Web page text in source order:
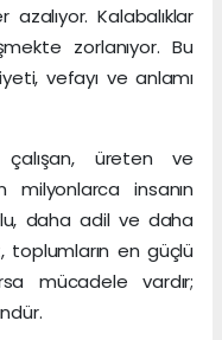
Kalabalıklar
zorlanıyor. Bu
vefayı ve anlamı
çalışan, üreten ve
milyonlarca insanın
daha adil ve daha
toplumların en güçlü
mücadele vardır;